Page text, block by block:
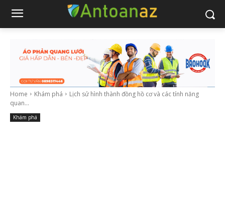
Home Khám phá
Lịch sử hình thành đồng hồ cơ và các tính năng
quan...
Khám phá